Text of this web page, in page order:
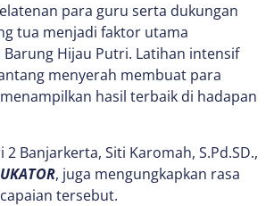
para guru serta dukungan
tua menjadi faktor utama
Hijau Putri. Latihan intensif
menyerah membuat para
hasil terbaik di hadapan
2 Banjarkerta, Siti Karomah, S.Pd.SD.,
, juga mengungkapkan rasa
tersebut.